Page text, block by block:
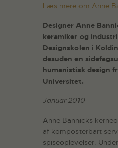
Læs mere om Anne
Designer Anne
keramiker og
Designskolen i
desuden en
humanistisk design
Universitet.
Januar 2010
Anne Bannicks
af komposterbart
spiseoplevelser.